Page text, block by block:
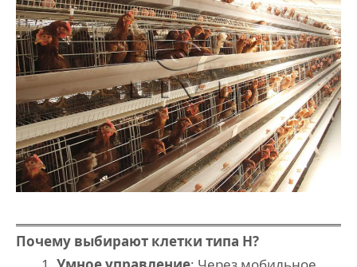
Почему выбирают клетки типа H?